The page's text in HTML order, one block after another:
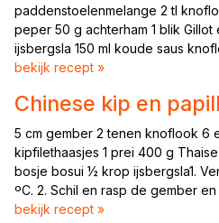
paddenstoelenmelange 2 tl
peper 50 g achterham 1 blik Gillot
ijsbergsla 150 ml koude saus
bekijk recept »
Chinese kip en
5 cm gember 2 tenen knoflook 6
kipfilethaasjes 1 prei 400 g
bosje bosui ½ krop ijsbergsla1.
ºC. 2. Schil en rasp de gember
bekijk recept »